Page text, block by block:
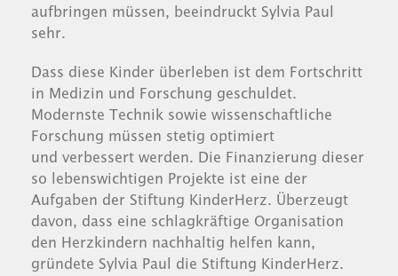
aufbringen müssen, beeindruckt Sylvia Paul
sehr.
Dass diese Kinder überleben ist dem Fortschritt
in Medizin und Forschung geschuldet.
Modernste Technik sowie wissenschaftliche
Forschung müssen stetig optimiert
und verbessert werden. Die Finanzierung dieser
so lebenswichtigen Projekte ist eine der
Aufgaben der Stiftung KinderHerz. Überzeugt
davon, dass eine schlagkräftige Organisation
den Herzkindern nachhaltig helfen kann,
gründete Sylvia Paul die Stiftung KinderHerz.